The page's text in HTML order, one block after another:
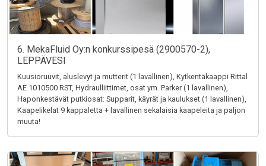
6. MekaFluid Oy:n konkurssipesä (2900570-2),
LEPPÄVESI
Kuusioruuvit, aluslevyt ja mutterit (1 lavallinen), Kytkentäkaappi Rittal
AE 1010500 RST, Hydraulliittimet, osat ym. Parker (1 lavallinen),
Haponkestävät putkiosat: Supparit, käyrät ja kaulukset (1 lavallinen),
Kaapelikelat 9 kappaletta + lavallinen sekalaisia kaapeleita ja paljon
muuta!